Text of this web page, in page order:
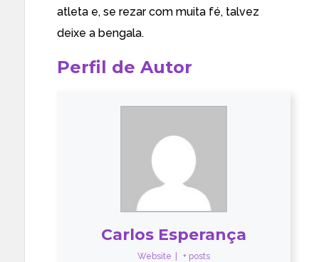
atleta e, se rezar com muita fé, talvez
deixe a bengala.
Perfil de Autor
Carlos Esperança
Website + posts